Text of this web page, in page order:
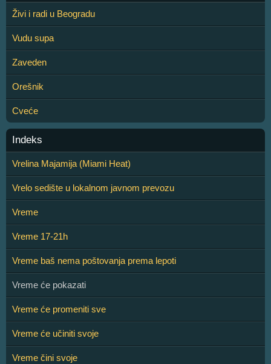
Živi i radi u Beogradu
Vudu supa
Zaveden
Orešnik
Cveće
Indeks
Vrelina Majamija (Miami Heat)
Vrelo sedište u lokalnom javnom prevozu
Vreme
Vreme 17-21h
Vreme baš nema poštovanja prema lepoti
Vreme će pokazati
Vreme će promeniti sve
Vreme će učiniti svoje
Vreme čini svoje